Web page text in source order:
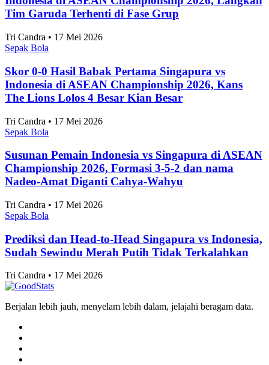
Perkembangan Jumlah Mahasiswa Baru di
Indonesia 2019-2025
Sepak Bola
Angka Pernikahan di Jakarta Konsisten Turun
Sejak 2021
Alifia Ayu Fitriana • 17 Mei 2026
Sepak Bola
Jakarta Timur Catat Angka Pernikahan Terbanyak
di Jakarta pada 2025
Alifia Ayu Fitriana • 17 Mei 2026
Artikel Terbaru
Sepak Bola
Klasemen Akhir Grup A ASEAN Championship
2026, Vietnam dan Singapura Finis di Atas
Indonesia
Tri Candra • 17 Mei 2026
Sepak Bola
Skor 1-1 Hasil Pertandingan Singapura vs